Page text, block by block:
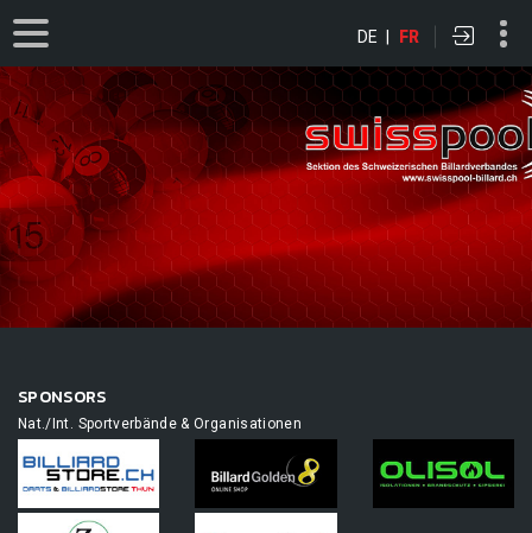
DE | FR
SPONSORS
Nat./Int. Sportverbände & Organisationen